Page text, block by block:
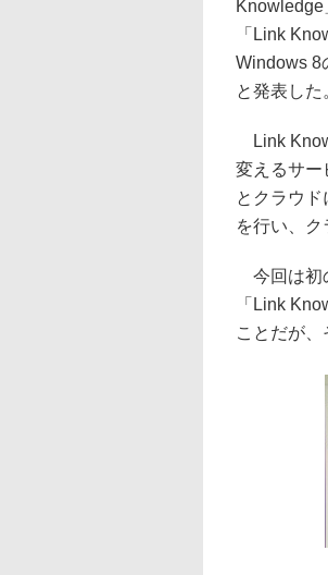
Knowledge
「Link
Windows 8
と発表した
Link
変えるサー
とクラウ
を行い、ク
今回は初
「Link
ことだが、